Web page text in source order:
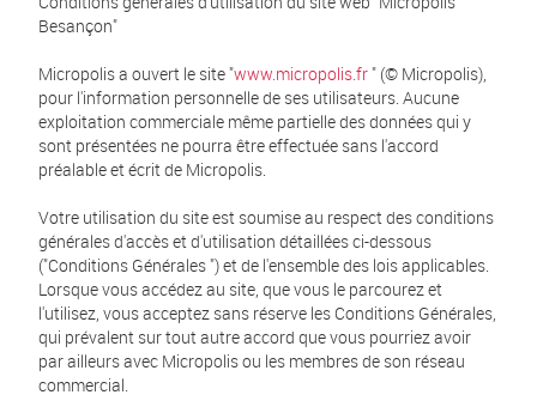
Besançon"
Micropolis a ouvert le site "www.micropolis.fr" (© Micropolis),
pour l'information personnelle de ses utilisateurs. Aucune
exploitation commerciale même partielle des données qui y
sont présentées ne pourra être effectuée sans l'accord
préalable et écrit de Micropolis.
Votre utilisation du site est soumise au respect des conditions
générales d'accès et d'utilisation détaillées ci-dessous
("Conditions Générales ") et de l'ensemble des lois applicables.
Lorsque vous accédez au site, que vous le parcourez et
l'utilisez, vous acceptez sans réserve les Conditions Générales,
qui prévalent sur tout autre accord que vous pourriez avoir
par ailleurs avec Micropolis ou les membres de son réseau
commercial.